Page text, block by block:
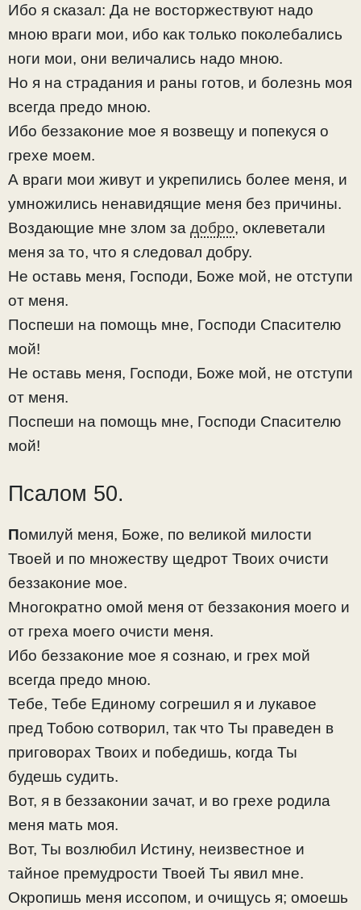
Ибо я сказал: Да не восторжествуют надо
мною враги мои, ибо как только поколебались
ноги мои, они величались надо мною.
Но я на страдания и раны готов, и болезнь моя
всегда предо мною.
Ибо беззаконие мое я возвещу и попекуся о
грехе моем.
А враги мои живут и укрепились более меня, и
умножились ненавидящие меня без причины.
Воздающие мне злом за добро, оклеветали
меня за то, что я следовал добру.
Не оставь меня, Господи, Боже мой, не отступи
от меня.
Поспеши на помощь мне, Господи Спасителю
мой!
Не оставь меня, Господи, Боже мой, не отступи
от меня.
Поспеши на помощь мне, Господи Спасителю
мой!
Псалом 50.
Помилуй меня, Боже, по великой милости
Твоей и по множеству щедрот Твоих очисти
беззаконие мое.
Многократно омой меня от беззакония моего и
от греха моего очисти меня.
Ибо беззаконие мое я сознаю, и грех мой
всегда предо мною.
Тебе, Тебе Единому согрешил я и лукавое
пред Тобою сотворил, так что Ты праведен в
приговорах Твоих и победишь, когда Ты
будешь судить.
Вот, я в беззаконии зачат, и во грехе родила
меня мать моя.
Вот, Ты возлюбил Истину, неизвестное и
тайное премудрости Твоей Ты явил мне.
Окропишь меня иссопом, и очищусь я; омоешь